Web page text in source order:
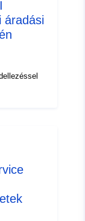
88u/dataset/
0f3e-
áradási